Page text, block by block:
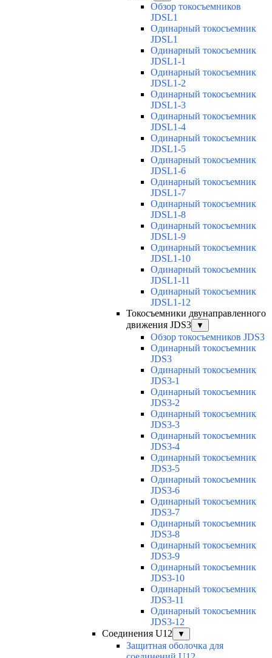
Обзор токосъемников
JDSL1
Одинарный токосъемник
JDSL1
Одинарный токосъемник
JDSL1-1
Одинарный токосъемник
JDSL1-2
Одинарный токосъемник
JDSL1-3
Одинарный токосъемник
JDSL1-4
Одинарный токосъемник
JDSL1-5
Одинарный токосъемник
JDSL1-6
Одинарный токосъемник
JDSL1-7
Одинарный токосъемник
JDSL1-8
Одинарный токосъемник
JDSL1-9
Одинарный токосъемник
JDSL1-10
Одинарный токосъемник
JDSL1-11
Одинарный токосъемник
JDSL1-12
Токосъемники двунаправленного
движения JDS3
▼
Обзор токосъемников JDS3
Одинарный токосъемник
JDS3
Одинарный токосъемник
JDS3-1
Одинарный токосъемник
JDS3-2
Одинарный токосъемник
JDS3-3
Одинарный токосъемник
JDS3-4
Одинарный токосъемник
JDS3-5
Одинарный токосъемник
JDS3-6
Одинарный токосъемник
JDS3-7
Одинарный токосъемник
JDS3-8
Одинарный токосъемник
JDS3-9
Одинарный токосъемник
JDS3-10
Одинарный токосъемник
JDS3-11
Одинарный токосъемник
JDS3-12
Соединения U12
▼
Защитная оболочка для